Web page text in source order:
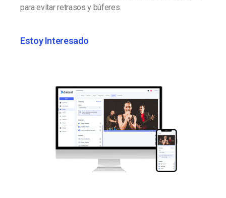
para evitar retrasos y búferes.
Estoy Interesado